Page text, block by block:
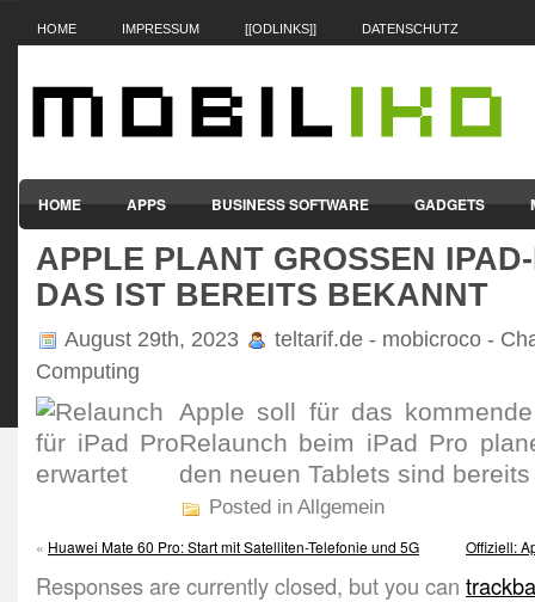
HOME IMPRESSUM [[ODLINKS]] DATENSCHUTZ
HOME APPS BUSINESS SOFTWARE GADGETS
SMARTPHONES & HANDYS TABLET-PCS VERTRÄGE &
APPLE PLANT GROSSEN IPAD-
AS IST BEREITS BEKANNT
August 29th, 2023
teltarif.de - mobicroco -
Computing
Apple soll für das
Relaunch beim iPad Pro
den neuen Tablets sind
Posted in Allgemein
« Huawei Mate 60 Pro: Start mit Satelliten-Telefonie und 5G Offiziell:
Responses are currently closed, but you can